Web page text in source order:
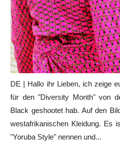
DE | Hallo ihr Lieben, ich zeige
für den "Diversity Month" von
Black geshootet hab. Auf den
westafrikanischen Kleidung. Es
"Yoruba Style" nennen und...